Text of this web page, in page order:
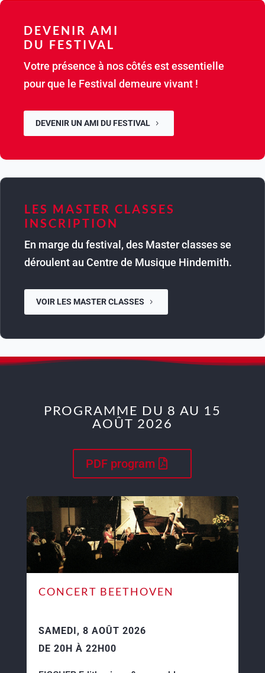
DEVENIR AMI
DU FESTIVAL
Votre présence à nos côtés est essentielle
pour que le Festival demeure vivant !
DEVENIR UN AMI DU FESTIVAL
LES MASTER CLASSES
INSCRIPTION
En marge du festival, des Master classes se
déroulent au Centre de Musique Hindemith.
VOIR LES MASTER CLASSES
PROGRAMME DU 8 AU 15
AOÛT 2026
PDF program
CONCERT BEETHOVEN
SAMEDI, 8 AOÛT 2026
DE 20H À 22H00